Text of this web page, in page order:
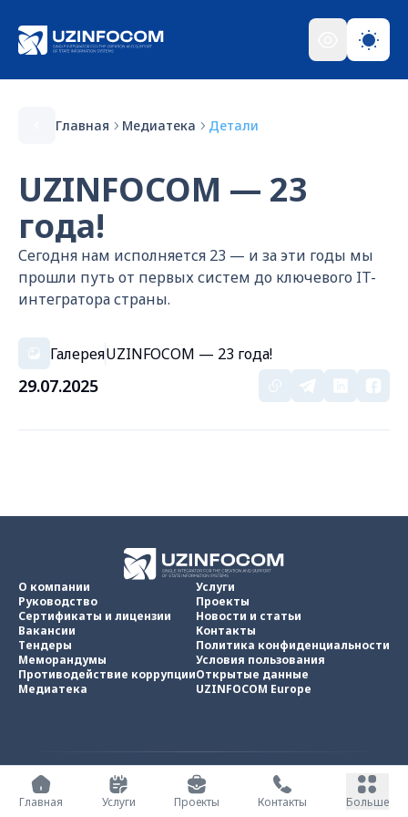
Главная Медиатека Детали
UZINFOCOM — 23
года!
Сегодня нам исполняется 23 — и за эти годы мы
прошли путь от первых систем до ключевого IT-
интегратора страны.
ГалереяUZINFOCOM — 23 года!
29.07.2025
О компании
Руководство
Сертификаты и лицензии
Вакансии
Тендеры
Меморандумы
Противодействие коррупции
Медиатека
Услуги
Проекты
Новости и статьи
Контакты
Политика конфиденциальности
Условия пользования
Открытые данные
UZINFOCOM Europe
UZINFOCOM © 2002 - 2026
Все права защищены
Главная
Услуги Проекты Контакты Больше